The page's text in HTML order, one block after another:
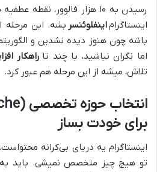
رسیدن به ۱۰ هزار فالوور،
اینستاگراماینفلوئنسر بشه. این
باشه چون هنوز دیده نشدین و
اما نگران نباشید، با چند تا راهکار
تلاش، میشه از این مرحله هم عبور کرد.
برای خودت بساز
اینستاگرام یه دریای بی‌کرانه
تو هیچ چیز متخصص نمیشی. باید